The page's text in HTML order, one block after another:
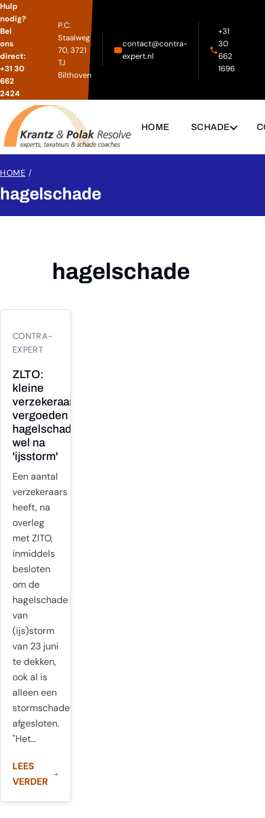
Hulp
nodig?
Bel
ons
direct:
+31 30
662
2424
P.C.
Staalweg
70, 3721
TJ
Bilthoven
contact@contra-
expert.nl
+31
30
662
1696
HOME SCHADE
HOME /
hagelschade
hagelschade
22
JUL
CONTRA-
EXPERT
ZLTO:
kleine
verzekeraars
vergoeden
hagelschade
wel na
'ijsstorm'
Een aantal
verzekeraars
heeft, na
overleg
met ZlTO,
inmiddels
besloten
om de
hagelschade
van
(ijs)storm
van 23 juni
te dekken,
ook al is
alleen een
stormschadeverzekering
afgesloten.
"Het…
LEES
VERDER